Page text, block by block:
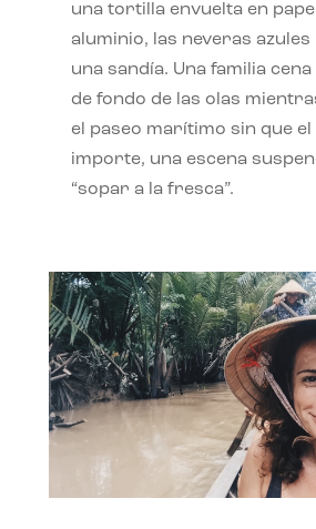
una tortilla envuelta en
aluminio, las neveras
una sandía. Una familia
de fondo de las olas
el paseo marítimo sin que el
importe, una escena
“sopar a la fresca”.